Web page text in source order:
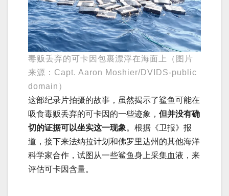
毒贩丢弃的可卡因包裹漂浮在海面上（图片
来源：Capt. Aaron Moshier/DVIDS-public
domain）
这部纪录片拍摄的故事，虽然揭示了鲨鱼可能在
吸食毒贩丢弃的可卡因的一些迹象， 但并没有确
切的证据可以坐实这一现象。根据《卫报》报
道，接下来法纳拉计划和佛罗里达州的其他海洋
科学家合作，试图从一些鲨鱼身上采集血液，来
评估可卡因含量。